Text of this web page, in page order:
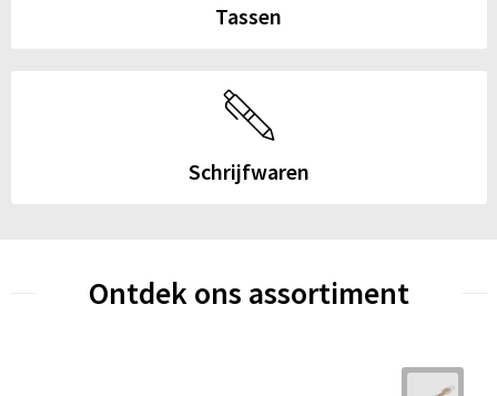
Tassen
Schrijfwaren
Ontdek ons assortiment